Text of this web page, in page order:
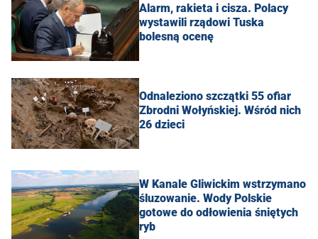
Alarm, rakieta i cisza. Polacy
wystawili rządowi Tuska
bolesną ocenę
Odnaleziono szczątki 55 ofiar
Zbrodni Wołyńskiej. Wśród nich
26 dzieci
W Kanale Gliwickim wstrzymano
śluzowanie. Wody Polskie
gotowe do odłowienia śniętych
ryb